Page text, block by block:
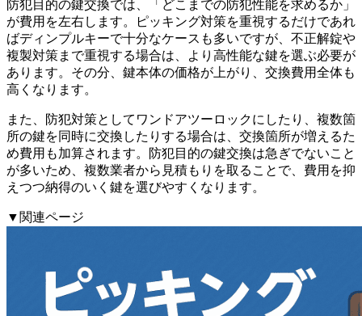
防犯目的の鍵交換では、「どこまでの防犯性能を求めるか」
が費用を左右します。ピッキング対策を重視するだけであれ
ばディンプルキーで十分なケースも多いですが、不正解錠や
複製対策まで重視する場合は、より高性能な鍵を選ぶ必要が
あります。その分、鍵本体の価格が上がり、交換費用全体も
高くなります。
また、防犯対策としてワンドアツーロックにしたり、複数箇
所の鍵を同時に交換したりする場合は、交換箇所が増えるた
め費用も加算されます。防犯目的の鍵交換は急ぎでないこと
が多いため、複数業者から見積もりを取ることで、費用を抑
えつつ納得のいく鍵を選びやすくなります。
▼関連ページ